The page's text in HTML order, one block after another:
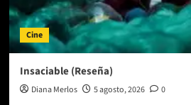
Cine
Insaciable (Reseña)
Diana Merlos 5 agosto, 2026 0